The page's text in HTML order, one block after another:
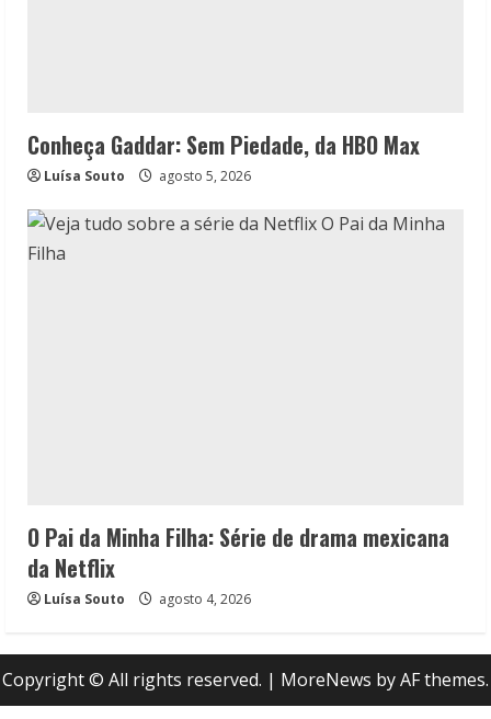
Conheça Gaddar: Sem Piedade, da HBO Max
Luísa Souto agosto 5, 2026
O Pai da Minha Filha: Série de drama mexicana
da Netflix
Luísa Souto agosto 4, 2026
Copyright © All rights reserved. | MoreNews by AF themes.